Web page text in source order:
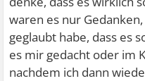
waren es nur
geglaubt habe, dass es
es mir gedacht oder im
nachdem ich dann